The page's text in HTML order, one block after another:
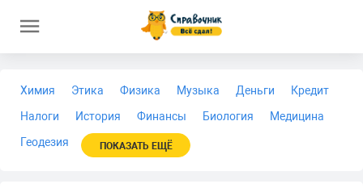
Химия Этика Физика Музыка Деньги
Кредит
Налоги
История Финансы Биология
Медицина
Геодезия
ПОКАЗАТЬ ЕЩЁ